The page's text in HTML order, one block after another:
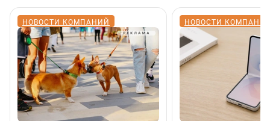
НОВОСТИ КОМПАНИЙ НОВОСТИ